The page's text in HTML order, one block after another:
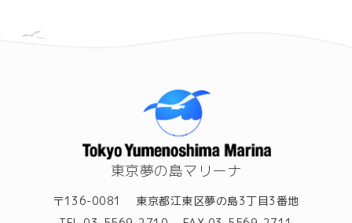
東京夢の島マリーナ
〒136-0081
東京都江東区夢の島3丁目3番地